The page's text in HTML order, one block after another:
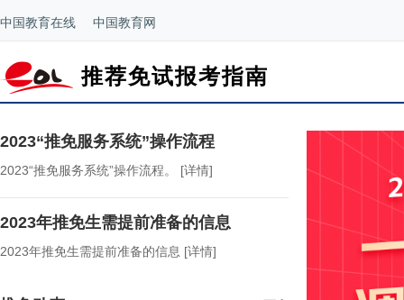
中国教育在线 中国教育网
推荐免试报考指南
2023“推免服务系统”操作流程
2023“推免服务系统”操作流程。 [详情]
2023年推免生需提前准备的信息
2023年推免生需提前准备的信息 [详情]